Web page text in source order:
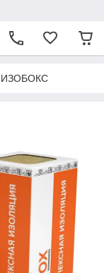
ИЗОБОКС